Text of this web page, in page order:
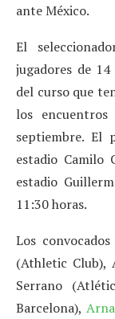
ante México.
El
jugadores de
del curso que
los
septiembre.
estadio Camilo
estadio
11:30 horas.
Los
(Athletic Club),
Serrano
Barcelona),